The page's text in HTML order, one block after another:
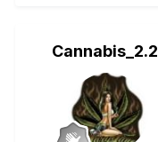
Cannabis_2.2